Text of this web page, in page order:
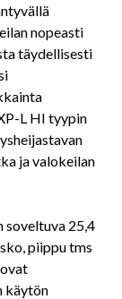
nopeasti
täydellisesti
L HI tyypin
ja valokeilan
soveltuva 25,4
piippu tms
käytön